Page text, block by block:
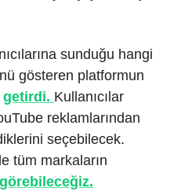
sunduğu hangi
gösteren platformun
getirdi. Kullanıcılar
reklamlarından
seçebilecek.
tüm markaların
görebileceğiz.